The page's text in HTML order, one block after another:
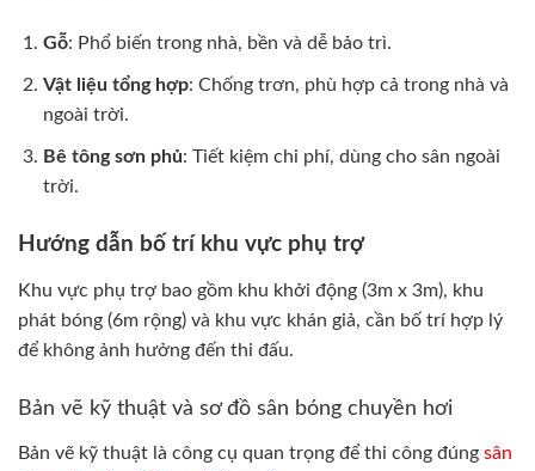
Gỗ: Phổ biến trong nhà, bền và dễ bảo trì.
Vật liệu tổng hợp: Chống trơn, phù hợp cả trong nhà và
ngoài trời.
Bê tông sơn phủ: Tiết kiệm chi phí, dùng cho sân ngoài
trời.
Hướng dẫn bố trí khu vực phụ trợ
Khu vực phụ trợ bao gồm khu khởi động (3m x 3m), khu
phát bóng (6m rộng) và khu vực khán giả, cần bố trí hợp lý
để không ảnh hưởng đến thi đấu.
Bản vẽ kỹ thuật và sơ đồ sân bóng chuyền hơi
Bản vẽ kỹ thuật là công cụ quan trọng để thi công đúng sân